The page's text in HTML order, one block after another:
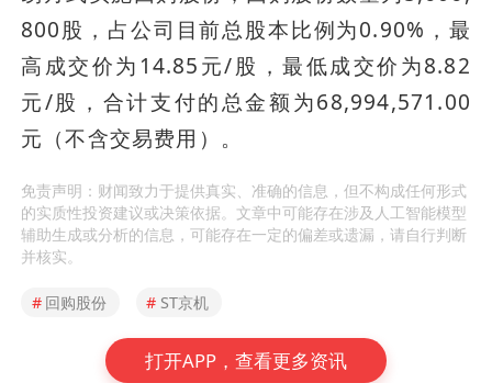
800股，占公司目前总股本比例为0.90%，最
高成交价为14.85元/股，最低成交价为8.82
元/股，合计支付的总金额为68,994,571.00
元（不含交易费用）。
免责声明：财闻致力于提供真实、准确的信息，但不构成任何形式
的实质性投资建议或决策依据。文章中可能存在涉及人工智能模型
辅助生成或分析的信息，可能存在一定的偏差或遗漏，请自行判断
并核实。
# 回购股份 # ST京机
打开APP，查看更多资讯